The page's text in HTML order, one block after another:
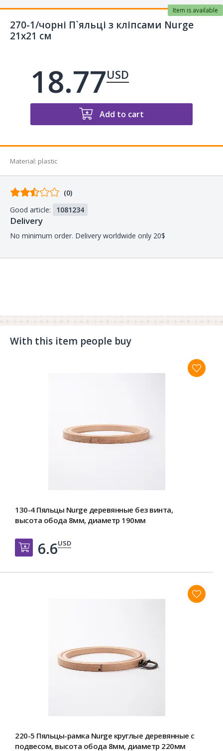
270-1/чорні П`яльці з кліпсами Nurge
21х21 см
Item is available
18.77USD
Add to cart
Material: plastic
Comments
buyers
(0)
Good article:
1081234
Delivery
No minimum order. Delivery worldwide only 20$
With this item people buy
130-4 Пяльцы Nurge деревянные без винта,
высота обода 8мм, диаметр 190мм
Добавить в корзину
6.6USD
220-5 Пяльцы-рамка Nurge круглые деревянные с
подвесом, высота обода 8мм, диаметр 220мм